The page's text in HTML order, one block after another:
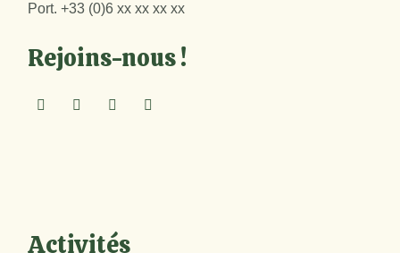
Port.+33 (0)6 xx xx xx xx
Rejoins-nous !
Activités